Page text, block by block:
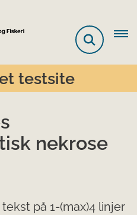
testsite
nekrose
på 1-(max)4 linjer